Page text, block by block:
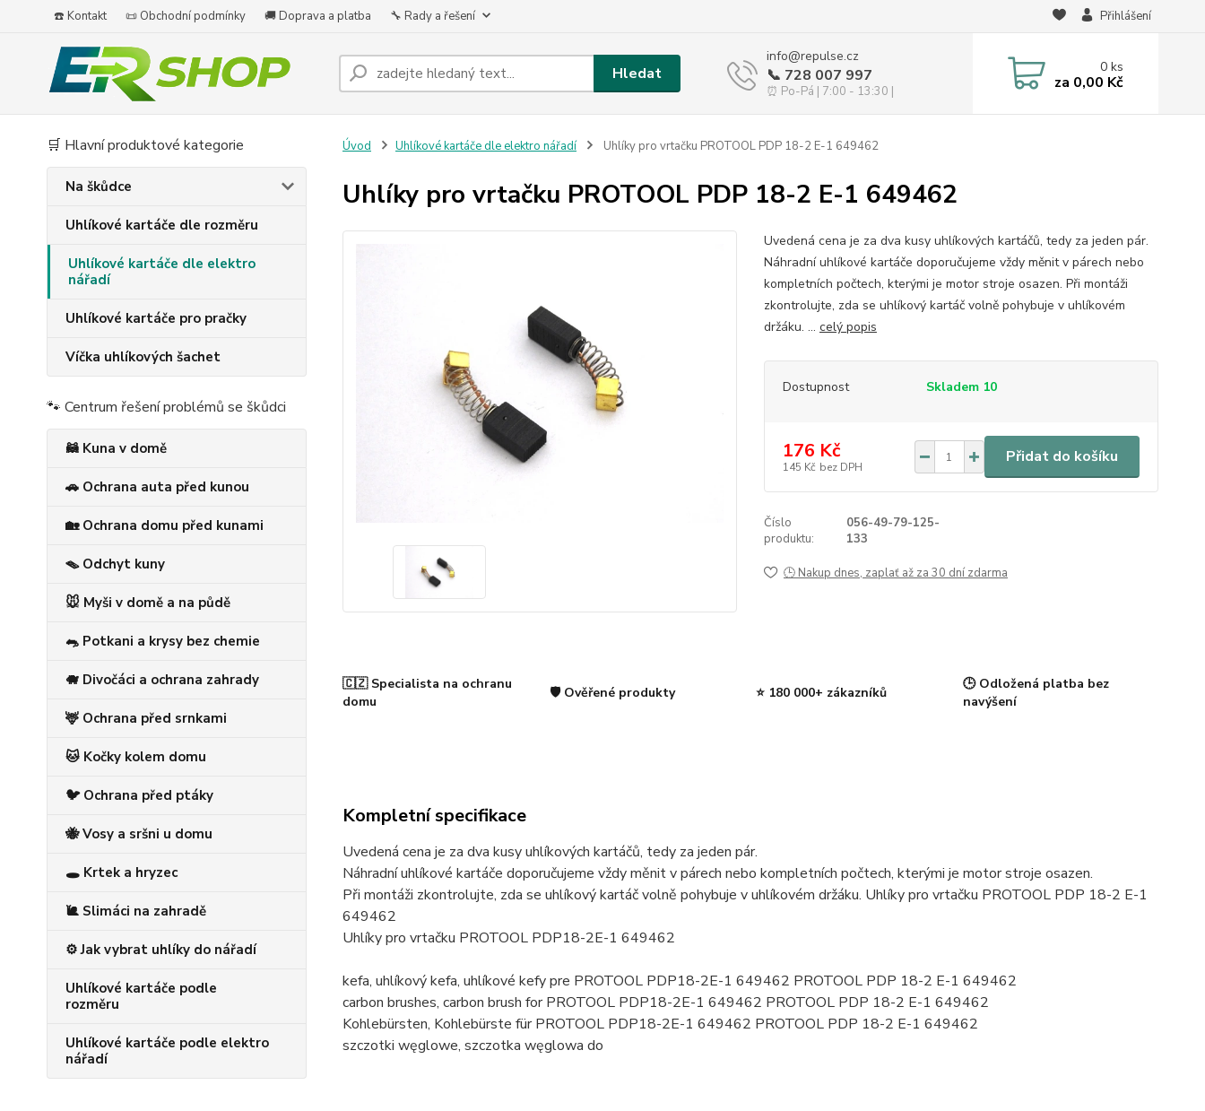
☎️ Kontakt 📜 Obchodní podmínky 🚚 Doprava a platba 🔧 Rady a řešení Přihlášení
Hledat
info@repulse.cz
📞 728 007 997
⏰ Po-Pá | 7:00 - 13:30 |
0ks
za 0,00 Kč
🛒 Hlavní produktové kategorie
Na škůdce
Uhlíkové kartáče dle rozměru
Uhlíkové kartáče dle elektro
nářadí
Uhlíkové kartáče pro pračky
Víčka uhlíkových šachet
🐾 Centrum řešení problémů se škůdci
🦝 Kuna v domě
🚗 Ochrana auta před kunou
🏡 Ochrana domu před kunami
🪤 Odchyt kuny
🐭 Myši v domě a na půdě
🐀 Potkani a krysy bez chemie
🐗 Divočáci a ochrana zahrady
🦌 Ochrana před srnkami
🐱 Kočky kolem domu
🐦 Ochrana před ptáky
🐝 Vosy a sršni u domu
🕳️ Krtek a hryzec
🐌 Slimáci na zahradě
⚙️ Jak vybrat uhlíky do nářadí
Uhlíkové kartáče podle
rozměru
Uhlíkové kartáče podle elektro
nářadí
Úvod Uhlíkové kartáče dle elektro nářadí Uhlíky pro vrtačku PROTOOL PDP 18-2 E-1 649462
Uhlíky pro vrtačku PROTOOL PDP 18-2 E-1 649462
Uvedená cena je za dva kusy uhlíkových kartáčů, tedy za jeden pár.
Náhradní uhlíkové kartáče doporučujeme vždy měnit v párech nebo
kompletních počtech, kterými je motor stroje osazen. Při montáži
zkontrolujte, zda se uhlíkový kartáč volně pohybuje v uhlíkovém
držáku. ... celý popis
Dostupnost Skladem 10
176 Kč
145 Kč bez DPH
Přidat do košíku
Číslo
produktu:
056-49-79-125-
133
🕒 Nakup dnes, zaplať až za 30 dní zdarma
🇨🇿 Specialista na ochranu
domu
🛡️ Ověřené produkty ⭐ 180 000+ zákazníků
🕒 Odložená platba bez
navýšení
Kompletní specifikace
Uvedená cena je za dva kusy uhlíkových kartáčů, tedy za jeden pár.
Náhradní uhlíkové kartáče doporučujeme vždy měnit v párech nebo kompletních počtech, kterými je motor stroje osazen.
Při montáži zkontrolujte, zda se uhlíkový kartáč volně pohybuje v uhlíkovém držáku. Uhlíky pro vrtačku PROTOOL PDP 18-2 E-1
649462
Uhlíky pro vrtačku PROTOOL PDP18-2E-1 649462
kefa, uhlíkový kefa, uhlíkové kefy pre PROTOOL PDP18-2E-1 649462 PROTOOL PDP 18-2 E-1 649462
carbon brushes, carbon brush for PROTOOL PDP18-2E-1 649462 PROTOOL PDP 18-2 E-1 649462
Kohlebürsten, Kohlebürste für PROTOOL PDP18-2E-1 649462 PROTOOL PDP 18-2 E-1 649462
szczotki węglowe, szczotka węglowa do